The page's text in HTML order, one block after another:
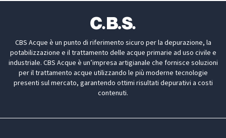
CBS Acque è un punto di riferimento sicuro per la depurazione, la
potabilizzazione e il trattamento delle acque primarie ad uso civile e
industriale. CBS Acque è un’impresa artigianale che fornisce soluzioni
per il trattamento acque utilizzando le più moderne tecnologie
presenti sul mercato, garantendo ottimi risultati depurativi a costi
contenuti.